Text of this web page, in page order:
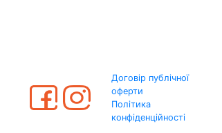
Договір публічної
оферти
Політика
конфіденційності